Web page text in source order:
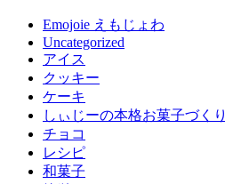
Emojoie えもじょわ
Uncategorized
アイス
クッキー
ケーキ
しぃじーの本格お菓子づくり
チョコ
レシピ
和菓子